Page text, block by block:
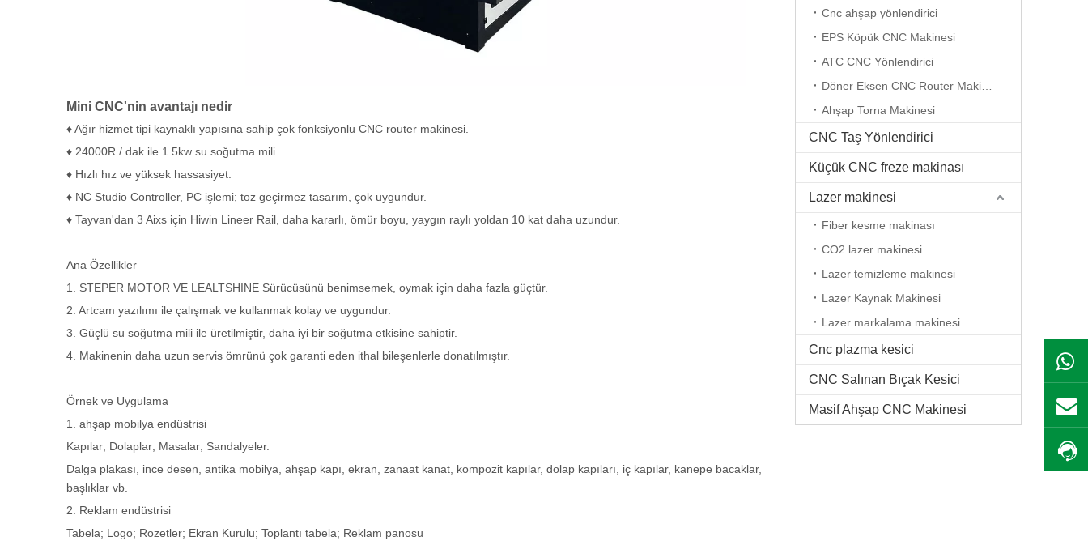
Mini CNC'nin avantajı nedir
♦ Ağır hizmet tipi kaynaklı yapısına sahip çok fonksiyonlu CNC router makinesi.
♦ 24000R / dak ile 1.5kw su soğutma mili.
♦ Hızlı hız ve yüksek hassasiyet.
♦ NC Studio Controller, PC işlemi; toz geçirmez tasarım, çok uygundur.
♦ Tayvan'dan 3 Aixs için Hiwin Lineer Rail, daha kararlı, ömür boyu, yaygın raylı yoldan 10 kat daha uzundur.
Ana Özellikler
1. STEPER MOTOR VE LEALTSHINE Sürücüsünü benimsemek, oymak için daha fazla güçtür.
2. Artcam yazılımı ile çalışmak ve kullanmak kolay ve uygundur.
3. Güçlü su soğutma mili ile üretilmiştir, daha iyi bir soğutma etkisine sahiptir.
4. Makinenin daha uzun servis ömrünü çok garanti eden ithal bileşenlerle donatılmıştır.
Örnek ve Uygulama
1. ahşap mobilya endüstrisi
Kapılar; Dolaplar; Masalar; Sandalyeler.
Dalga plakası, ince desen, antika mobilya, ahşap kapı, ekran, zanaat kanat, kompozit kapılar, dolap kapıları, iç kapılar, kanepe bacaklar,
başlıklar vb.
2. Reklam endüstrisi
Tabela; Logo; Rozetler; Ekran Kurulu; Toplantı tabela; Reklam panosu
Cnc ahşap yönlendirici
EPS Köpük CNC Makinesi
ATC CNC Yönlendirici
Ahşap Torna Makinesi
CNC Taş Yönlendirici
Küçük CNC freze makinası
Lazer makinesi
Fiber kesme makinası
CO2 lazer makinesi
Lazer temizleme makinesi
Lazer Kaynak Makinesi
Lazer markalama makinesi
Cnc plazma kesici
CNC Salınan Bıçak Kesici
Masif Ahşap CNC Makinesi